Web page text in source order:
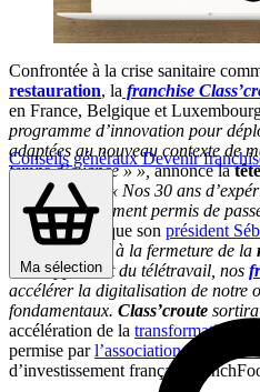
Conseils générauxDevenir
Ma sélection
Confrontée à la crise sanitaire
restauration, la franchise
en France, Belgique et
programme d’innovation pour
adaptées au nouveau contexte de
temps d’avance » »,annonce la
communiqué.
« Nos 30 ans
nous ont clairement permis de
impacts, explique son président
difficultés liées à la fermeture de la
développement du télétravail, nos
accélérer la digitalisation de notre
fondamentaux. Class’croute sortira
accélération de la transformation
permise parl’association annoncée
d’investissement français